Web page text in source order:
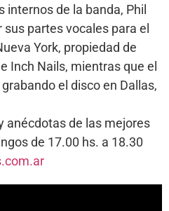
de la banda, Phil
partes vocales para el
York, propiedad de
Inch Nails, mientras que el
el disco en Dallas,
anécdotas de las mejores
de 17.00 hs. a 18.30